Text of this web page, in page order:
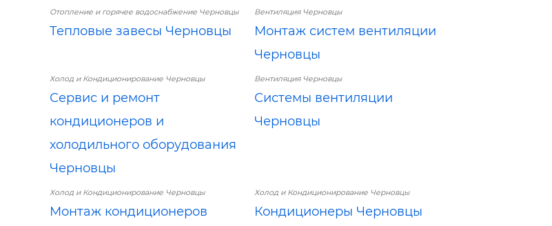
Отопление и горячее водоснабжение Черновцы
Тепловые завесы Черновцы
Вентиляция Черновцы
Монтаж систем вентиляции
Черновцы
Холод и Кондиционирование Черновцы
Сервис и ремонт
кондиционеров и
холодильного оборудования
Черновцы
Вентиляция Черновцы
Системы вентиляции
Черновцы
Холод и Кондиционирование Черновцы
Монтаж кондиционеров
Холод и Кондиционирование Черновцы
Кондиционеры Черновцы